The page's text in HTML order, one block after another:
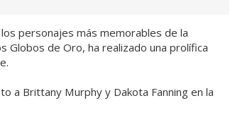
personajes más memorables de la
Globos de Oro, ha realizado una prolífica
a Brittany Murphy y Dakota Fanning en la